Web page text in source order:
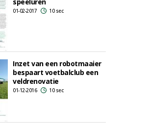
01-02-2017 10 sec
Inzet van een robotmaaier
bespaart voetbalclub een
veldrenovatie
01-12-2016 10 sec